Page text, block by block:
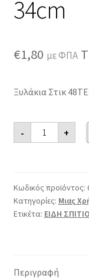
34cm
€1,80 με ΦΠΑ
Ξυλάκια Στικ
-
Ξυλάκια
Στικ
48ΤΕΜ
+
Κωδικός προϊόντος:
Κατηγορίες: Μιας
Ετικέτα: ΕΙΔΗ
Περιγραφή